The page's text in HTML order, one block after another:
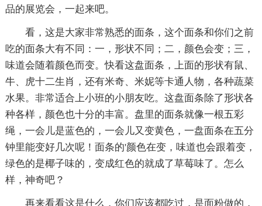
品的展览会，一起来吧。
看，这是大家非常熟悉的面条，这个面条和你们之前
吃的面条大有不同：一，形状不同；二，颜色会变；三，
味道会随着颜色而变。快看这盘面条，上面的形状有鼠、
牛、虎十二生肖，还有米奇、米妮等卡通人物，各种蔬菜
水果。非常适合上小班的小朋友吃。这盘面条除了形状各
种各样，颜色也十分的丰富。盘里的面条就像一根五彩
绳，一会儿是蓝色的，一会儿又变黄色，一盘面条在五分
钟里能变好几次呢！面条的'颜色在变，味道也会跟着变，
绿色的是椰子味的，变成红色的就成了草莓味了。怎么
样，神奇吧？
再来看看这是什么，你们应该都吃过，是面粉做的，